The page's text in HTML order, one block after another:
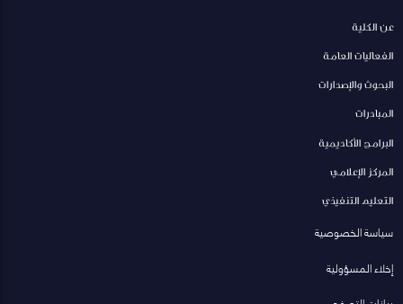
عن الكلية
الفعاليات العامة
البحوث والإصدارات
المبادرات
البرامج الأكاديمية
المركز الإعلامي
التعليم التنفيذي
سياسة الخصوصية
إخلاء المسؤولية